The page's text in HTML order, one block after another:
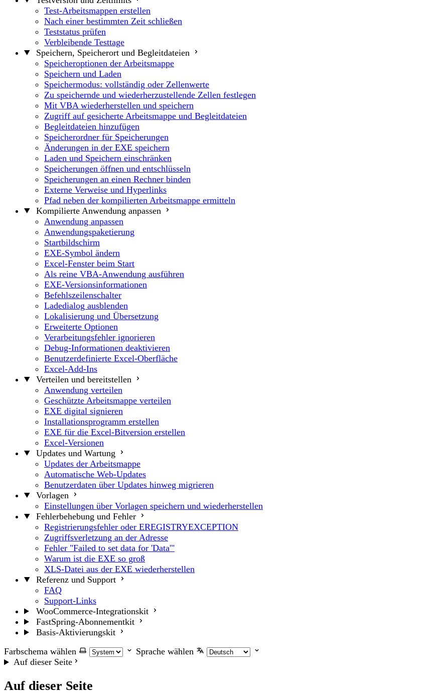
Test-Arbeitsmappen erstellen
Nach einer bestimmten Zeit schließen
Teststatus prüfen
Verbleibende Testtage
Speichern, Speicherort und Begleitdateien
Speicheroptionen der Arbeitsmappe
Speichern und Laden
Speichermodus: vollständig oder Zellenwerte
Zu speichernde und wiederherzustellende Zellen festlegen
Mit VBA wiederherstellen und speichern
Zugriff auf gesicherte Arbeitsmappe und Begleitdateien
Begleitdateien hinzufügen
Speicherordner für Speicherungen
Änderungen in der EXE speichern
Laden und Speichern einschränken
Speicherungen öffnen und entschlüsseln
Speicherungen an einen Rechner binden
Externe Verweise und Hyperlinks
Pfad neben der kompilierten Arbeitsmappe ermitteln
Kompilierte Anwendung anpassen
Anwendung anpassen
Anwendungspaketierung
Startbildschirm
EXE-Symbol ändern
Excel-Fenster beim Start
Als reine VBA-Anwendung ausführen
EXE-Versionsinformationen
Befehlszeilenschalter
Ladedialog ausblenden
Lokalisierung und Übersetzung
Erweiterte Optionen
Verarbeitungsfehler ignorieren
Debug-Informationen deaktivieren
Benutzerdefinierte Excel-Oberfläche
Excel-Add-Ins
Verteilen und bereitstellen
Anwendung verteilen
Geschützte Arbeitsmappe verteilen
EXE digital signieren
Installationsprogramm erstellen
EXE für die Excel-Bitversion erstellen
Excel-Versionen
Updates und Wartung
Updates der Arbeitsmappe
Automatische Web-Updates
Benutzerdaten über Updates hinweg migrieren
Vorlagen
Einstellungen über Vorlagen speichern und wiederherstellen
Fehlerbehebung und Fehler
Registrierungsfehler oder EREGISTRYEXCEPTION
Zugriffsverletzung an der Adresse
Fehler "Failed to set data for 'Data'"
Warum ist die EXE so groß
XLS-Datei aus der EXE wiederherstellen
Referenz und Support
FAQ
Support-Links
WooCommerce-Integrationskit
FastSpring-Abonnementkit
Basis-Aktivierungskit
Farbschema wählen
Sprache wählen
Auf dieser Seite
Auf dieser Seite